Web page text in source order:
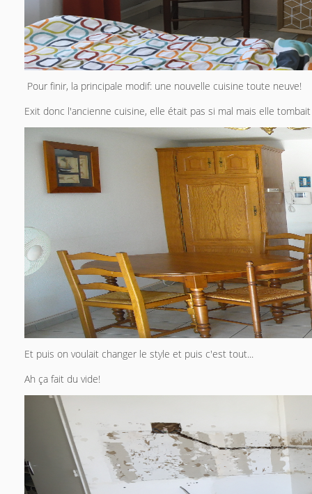
Pour finir, la principale modif: une nouvelle cuisine toute neuve!
Exit donc l'ancienne cuisine, elle était pas si mal mais elle
Et puis on voulait changer le style et puis c'est tout...
Ah ça fait du vide!